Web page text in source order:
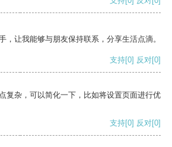
，让我能够与朋友保持联系，分享生活点滴。
支持[0] 反对[0]
复杂，可以简化一下，比如将设置页面进行优
支持[0] 反对[0]